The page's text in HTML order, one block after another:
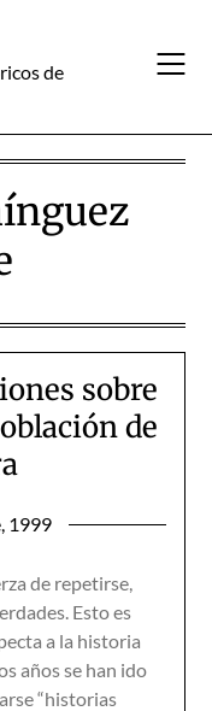
de
sobre
de
1999
de repetirse,
Esto es
a la historia
años se han ido
“historias